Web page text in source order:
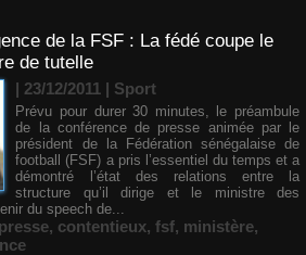
de la FSF : La fédé coupe le
de tutelle
| 23/12/2011 | Sport
Prévu pour durer 30 minutes, le préambule
de la conférence de presse animée par le
président de la Fédération sénégalaise de
football (FSF) a pris l’essentiel du temps et a
démontré l’état des relations entre la
structure qu’il dirige et le ministre des
du speech de...
, contentieux, fsf, ministère,